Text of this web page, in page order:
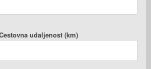
udaljenost (km)